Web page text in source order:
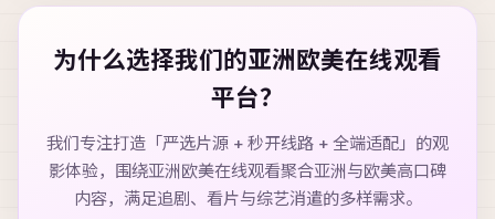
为什么选择我们的亚洲欧美在线观看
平台？
我们专注打造「严选片源 + 秒开线路 + 全端适配」的观
影体验，围绕亚洲欧美在线观看聚合亚洲与欧美高口碑
内容，满足追剧、看片与综艺消遣的多样需求。